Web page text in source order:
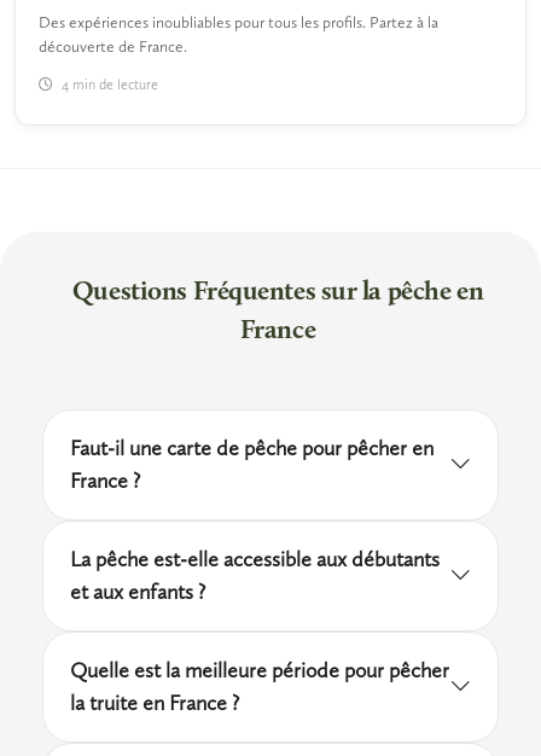
Des expériences inoubliables pour tous les profils. Partez à la
découverte de France.
4 min de lecture
Questions Fréquentes sur la pêche en
France
Faut-il une carte de pêche pour pêcher en
France ?
association agréée de pêche est obligatoire
dans un club affilié à la fédération
La pêche est-elle accessible aux débutants
et aux enfants ?
initiations encadrées, y compris pour les
Quelle est la meilleure période pour pêcher
la truite en France ?